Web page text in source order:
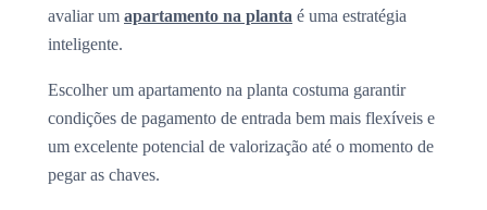
avaliar um apartamento na planta é uma estratégia
inteligente.
Escolher um apartamento na planta costuma garantir
condições de pagamento de entrada bem mais flexíveis e
um excelente potencial de valorização até o momento de
pegar as chaves.